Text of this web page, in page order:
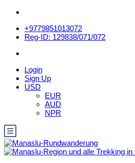
+9779851013072
Reg-ID: 129838/071/072
Login
Sign Up
USD
EUR
AUD
NPR